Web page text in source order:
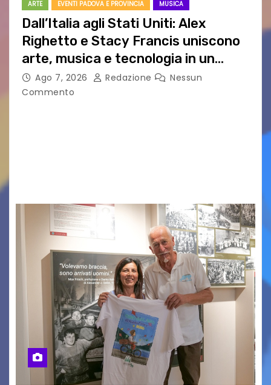
ARTE EVENTI PADOVA E PROVINCIA MUSICA
Dall’Italia agli Stati Uniti: Alex
Righetto e Stacy Francis uniscono
arte, musica e tecnologia in un
nuovo progetto internazionale”
Ago 7, 2026 Redazione
Nessun
Commento